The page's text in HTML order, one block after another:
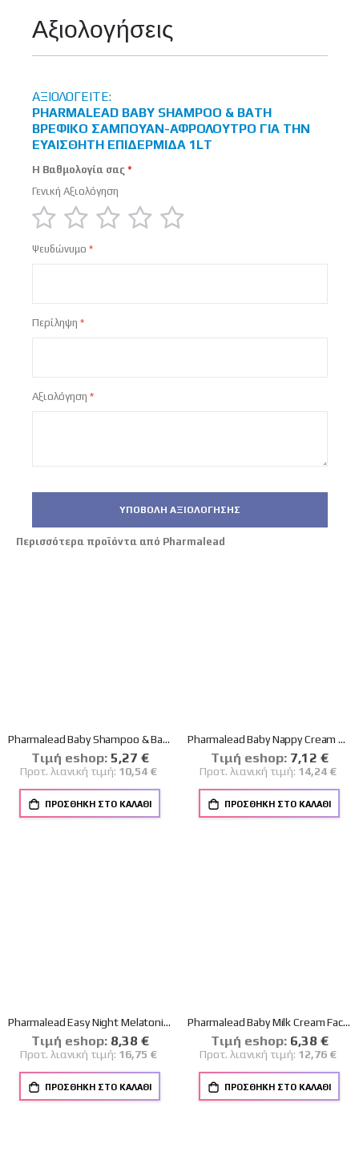
Αξιολογήσεις
ΑΞΙΟΛΟΓΕΊΤΕ:
PHARMALEAD BABY SHAMPOO & BATH
ΒΡΕΦΙΚΌ ΣΑΜΠΟΥΆΝ-ΑΦΡΌΛΟΥΤΡΟ ΓΙΑ ΤΗΝ
ΕΥΑΊΣΘΗΤΗ ΕΠΙΔΕΡΜΊΔΑ 1LT
Η Βαθμολογία σας
Γενική Αξιολόγηση
star
stars
stars
stars
stars
Ψευδώνυμο
Περίληψη
Αξιολόγηση
ΥΠΟΒΟΛΉ ΑΞΙΟΛΌΓΗΣΗΣ
Περισσότερα προϊόντα από Pharmalead
Pharmalead Baby Shampoo & Bath Βρεφικό Σαμπουάν-Αφρόλουτρο για την Ευαίσθητη Επιδερμίδα 500ml
Tιμή eshop: Ειδική
Τιμή
5,27 €
Προτ. λιανική τιμή: 10,54 €
ΠΡΟΣΘΉΚΗ ΣΤΟ ΚΑΛΆΘΙ
Pharmalead Baby Nappy Cream Απαλή Βρεφική Αδιάβροχη Κρέμα Αλλαγής Πάνας 150ml
Tιμή eshop: Ειδική
Τιμή
7,12 €
Προτ. λιανική τιμή: 14,24 €
ΠΡΟΣΘΉΚΗ ΣΤΟ ΚΑΛΆΘΙ
Pharmalead Easy Night Melatonin Spray Μελατονίνη με Βιταμίνες B6 & B1 20ml
Tιμή eshop: Ειδική
Τιμή
8,38 €
Προτ. λιανική τιμή: 16,75 €
ΠΡΟΣΘΉΚΗ ΣΤΟ ΚΑΛΆΘΙ
Pharmalead Baby Milk Cream Face & Body Βρεφικό Ενυδατικό Γαλάκτωμα για Πρόσωπο & Σώμα 150ml
Tιμή eshop: Ειδική
Τιμή
6,38 €
Προτ. λιανική τιμή: 12,76 €
ΠΡΟΣΘΉΚΗ ΣΤΟ ΚΑΛΆΘΙ